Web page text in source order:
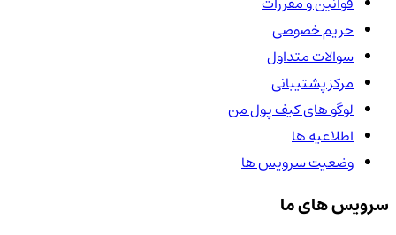
حریم خصوصی
سوالات متداول
مرکز پشتیبانی
لوگو های کیف پول من
اطلاعیه ها
وضعیت سرویس ها
سرویس های ما